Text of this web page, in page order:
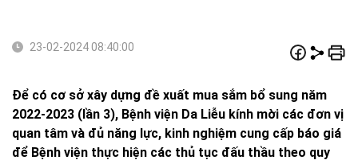
23-02-2024 08:40:00
Để có cơ sở xây dựng đề xuất mua sắm bổ sung năm
2022-2023 (lần 3), Bệnh viện Da Liễu kính mời các đơn vị
quan tâm và đủ năng lực, kinh nghiệm cung cấp báo giá
để Bệnh viện thực hiện các thủ tục đấu thầu theo quy